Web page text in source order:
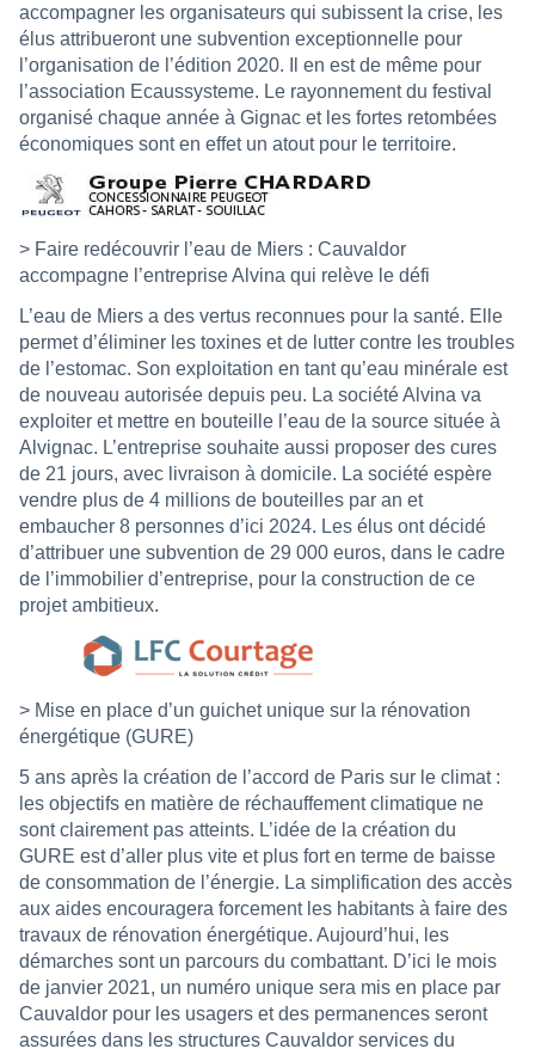
accompagner les organisateurs qui subissent la crise, les
élus attribueront une subvention exceptionnelle pour
l’organisation de l’édition 2020. Il en est de même pour
l’association Ecaussysteme. Le rayonnement du festival
organisé chaque année à Gignac et les fortes retombées
économiques sont en effet un atout pour le territoire.
> Faire redécouvrir l’eau de Miers : Cauvaldor
accompagne l’entreprise Alvina qui relève le défi
L’eau de Miers a des vertus reconnues pour la santé. Elle
permet d’éliminer les toxines et de lutter contre les troubles
de l’estomac. Son exploitation en tant qu’eau minérale est
de nouveau autorisée depuis peu. La société Alvina va
exploiter et mettre en bouteille l’eau de la source située à
Alvignac. L’entreprise souhaite aussi proposer des cures
de 21 jours, avec livraison à domicile. La société espère
vendre plus de 4 millions de bouteilles par an et
embaucher 8 personnes d’ici 2024. Les élus ont décidé
d’attribuer une subvention de 29 000 euros, dans le cadre
de l’immobilier d’entreprise, pour la construction de ce
projet ambitieux.
> Mise en place d’un guichet unique sur la rénovation
énergétique (GURE)
5 ans après la création de l’accord de Paris sur le climat :
les objectifs en matière de réchauffement climatique ne
sont clairement pas atteints. L’idée de la création du
GURE est d’aller plus vite et plus fort en terme de baisse
de consommation de l’énergie. La simplification des accès
aux aides encouragera forcement les habitants à faire des
travaux de rénovation énergétique. Aujourd’hui, les
démarches sont un parcours du combattant. D’ici le mois
de janvier 2021, un numéro unique sera mis en place par
Cauvaldor pour les usagers et des permanences seront
assurées dans les structures Cauvaldor services du